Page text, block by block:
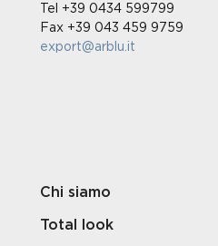
Tel +39 0434 599799
Fax +39 043 459 9759
export@arblu.it
Chi siamo
Total look